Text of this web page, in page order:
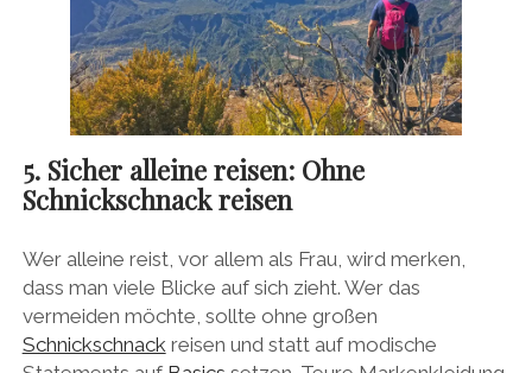
5. Sicher alleine reisen: Ohne
Schnickschnack reisen
Wer alleine reist, vor allem als Frau, wird merken,
dass man viele Blicke auf sich zieht. Wer das
vermeiden möchte, sollte ohne großen
Schnickschnackreisen und statt auf modische